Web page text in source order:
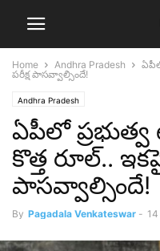
Home Andhra Pradesh
ప‌రీక్ష పాసవ్వాల్సిందే!
Andhra Pradesh
ఏపీలో ప్రభుత్వ
కొత్త రూల్..
పాసవ్వాల్సిందే!
By Pagadala Venkateswar -